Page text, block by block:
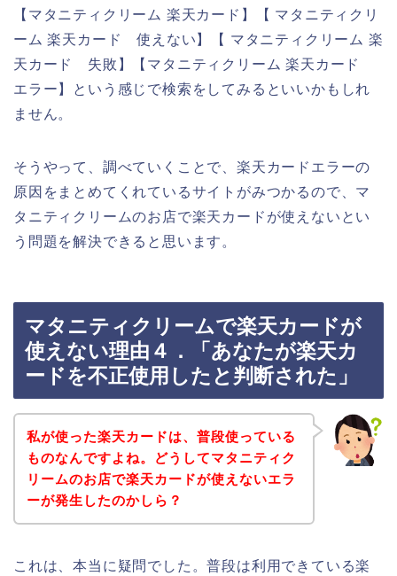
【マタニティクリーム 楽天カード】【 マタニティクリ
ーム 楽天カード 使えない】【 マタニティクリーム 楽
天カード 失敗】【マタニティクリーム 楽天カード
エラー】という感じで検索をしてみるといいかもしれ
ません。
そうやって、調べていくことで、楽天カードエラーの
原因をまとめてくれているサイトがみつかるので、マ
タニティクリームのお店で楽天カードが使えないとい
う問題を解決できると思います。
マタニティクリームで楽天カードが
使えない理由４．「あなたが楽天カ
ードを不正使用したと判断された」
私が使った楽天カードは、普段使っている
ものなんですよね。どうしてマタニティク
リームのお店で楽天カードが使えないエラ
ーが発生したのかしら？
これは、本当に疑問でした。普段は利用できている楽